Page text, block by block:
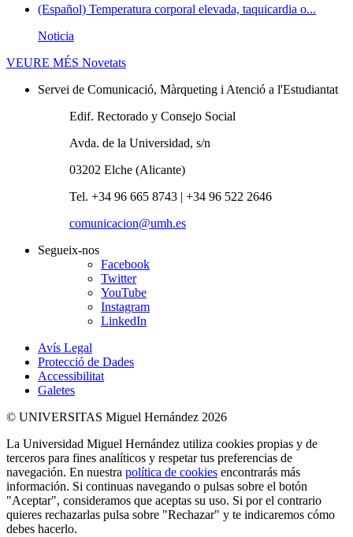
(Español) Temperatura corporal elevada, taquicardia o...
Noticia
VEURE MÉS Novetats
Servei de Comunicació, Màrqueting i Atenció a l'Estudiantat
Edif. Rectorado y Consejo Social
Avda. de la Universidad, s/n
03202 Elche (Alicante)
Tel. +34 96 665 8743 | +34 96 522 2646
comunicacion@umh.es
Segueix-nos
Facebook
Twitter
YouTube
Instagram
LinkedIn
Avís Legal
Protecció de Dades
Accessibilitat
Galetes
© UNIVERSITAS Miguel Hernández 2026
La Universidad Miguel Hernández utiliza cookies propias y de
terceros para fines analíticos y respetar tus preferencias de
navegación. En nuestra política de cookies encontrarás más
información. Si continuas navegando o pulsas sobre el botón
"Aceptar", consideramos que aceptas su uso. Si por el contrario
quieres rechazarlas pulsa sobre "Rechazar" y te indicaremos cómo
debes hacerlo.